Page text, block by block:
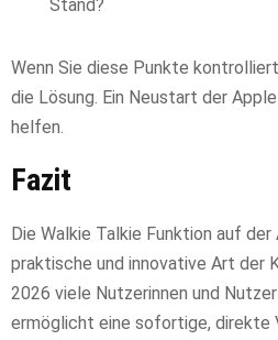
Stand?
Wenn Sie diese Punkte
die Lösung. Ein Neustart der
helfen.
Fazit
Die Walkie Talkie Funktion auf
praktische und innovative Art der
2026 viele Nutzerinnen und
ermöglicht eine sofortige, direkte